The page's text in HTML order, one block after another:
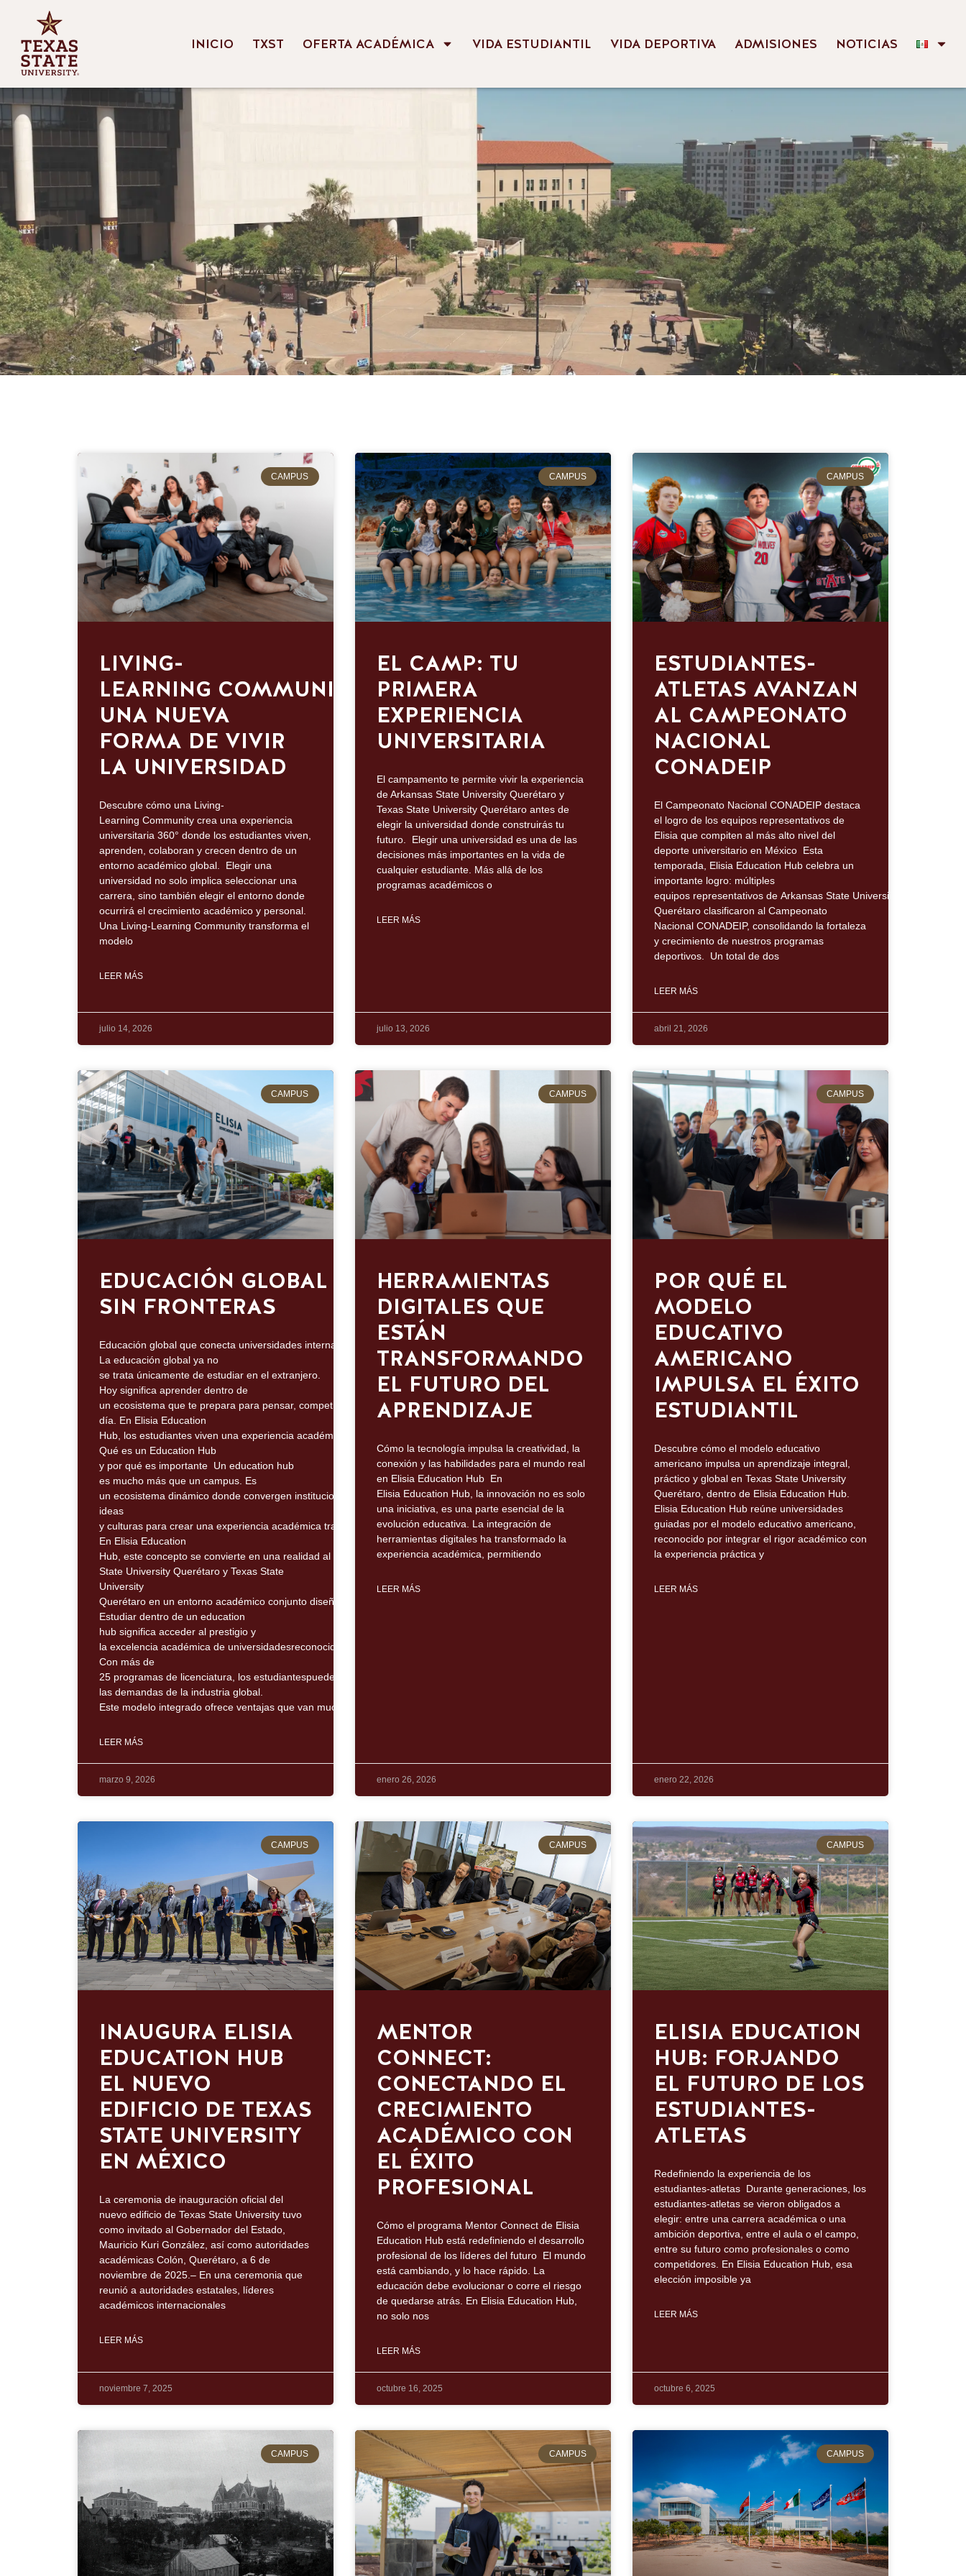
INICIO TXST OFERTA ACADÉMICA VIDA ESTUDIANTIL VIDA DEPORTIVA ADMISIONES NOTICIAS
CAMPUS
LIVING-
LEARNING COMMUNITY:
UNA NUEVA
FORMA DE VIVIR
LA UNIVERSIDAD
Descubre cómo una Living-
Learning Community crea una experiencia
universitaria 360° donde los estudiantes viven,
aprenden, colaboran y crecen dentro de un
entorno académico global. Elegir una
universidad no solo implica seleccionar una
carrera, sino también elegir el entorno donde
ocurrirá el crecimiento académico y personal.
Una Living-Learning Community transforma el
modelo
LEER MÁS
julio 14, 2026
CAMPUS
EL CAMP: TU
PRIMERA
EXPERIENCIA
UNIVERSITARIA
El campamento te permite vivir la experiencia
de Arkansas State University Querétaro y
Texas State University Querétaro antes de
elegir la universidad donde construirás tu
futuro. Elegir una universidad es una de las
decisiones más importantes en la vida de
cualquier estudiante. Más allá de los
programas académicos o
LEER MÁS
julio 13, 2026
CAMPUS
ESTUDIANTES-
ATLETAS AVANZAN
AL CAMPEONATO
NACIONAL
CONADEIP
El Campeonato Nacional CONADEIP destaca
el logro de los equipos representativos de
Elisia que compiten al más alto nivel del
deporte universitario en México Esta
temporada, Elisia Education Hub celebra un
importante logro: múltiples
equipos representativos de Arkansas State University Querétaro y
Querétaro clasificaron al Campeonato
Nacional CONADEIP, consolidando la fortaleza
y crecimiento de nuestros programas
deportivos. Un total de dos
LEER MÁS
abril 21, 2026
CAMPUS
EDUCACIÓN GLOBAL
SIN FRONTERAS
Educación global que conecta universidades internacionales, carreras orientadas al futuro e impacto en elmundo real.
La educación global ya no
se trata únicamente de estudiar en el extranjero.
Hoy significa aprender dentro de
un ecosistema que te prepara para pensar, competir y liderar a nivel internacional desde el primer
día. En Elisia Education
Hub, los estudiantes viven una experiencia académica con programas acreditados globalmente, colaboración multicultural, inmersión total en inglés y trayectorias internacionales que
Qué es un Education Hub
y por qué es importante Un education hub
es mucho más que un campus. Es
un ecosistema dinámico donde convergen instituciones, industrias,
ideas
y culturas para crear una experiencia académica transformadora.
En Elisia Education
Hub, este concepto se convierte en una realidad al integrar a Arkansas
State University Querétaro y Texas State
University
Querétaro en un entorno académico conjunto diseñado para generar impacto global.
Estudiar dentro de un education
hub significa acceder al prestigio y
la excelencia académica de universidadesreconocidas internacionalmente en un mismo lugar.
Con más de
25 programas de licenciatura, los estudiantespueden elegir entre diversas áreas como negocios, ingeniería, ciencias y comunicación, todos diseñados bajo estándares académicos
las demandas de la industria global.
Este modelo integrado ofrece ventajas que van mucho más allá de
LEER MÁS
marzo 9, 2026
CAMPUS
HERRAMIENTAS
DIGITALES QUE
ESTÁN
TRANSFORMANDO
EL FUTURO DEL
APRENDIZAJE
Cómo la tecnología impulsa la creatividad, la
conexión y las habilidades para el mundo real
en Elisia Education Hub En
Elisia Education Hub, la innovación no es solo
una iniciativa, es una parte esencial de la
evolución educativa. La integración de
herramientas digitales ha transformado la
experiencia académica, permitiendo
LEER MÁS
enero 26, 2026
CAMPUS
POR QUÉ EL
MODELO
EDUCATIVO
AMERICANO
IMPULSA EL ÉXITO
ESTUDIANTIL
Descubre cómo el modelo educativo
americano impulsa un aprendizaje integral,
práctico y global en Texas State University
Querétaro, dentro de Elisia Education Hub.
Elisia Education Hub reúne universidades
guiadas por el modelo educativo americano,
reconocido por integrar el rigor académico con
la experiencia práctica y
LEER MÁS
enero 22, 2026
CAMPUS
INAUGURA ELISIA
EDUCATION HUB
EL NUEVO
EDIFICIO DE TEXAS
STATE UNIVERSITY
EN MÉXICO
La ceremonia de inauguración oficial del
nuevo edificio de Texas State University tuvo
como invitado al Gobernador del Estado,
Mauricio Kuri González, así como autoridades
académicas Colón, Querétaro, a 6 de
noviembre de 2025.– En una ceremonia que
reunió a autoridades estatales, líderes
académicos internacionales
LEER MÁS
noviembre 7, 2025
CAMPUS
MENTOR
CONNECT:
CONECTANDO EL
CRECIMIENTO
ACADÉMICO CON
EL ÉXITO
PROFESIONAL
Cómo el programa Mentor Connect de Elisia
Education Hub está redefiniendo el desarrollo
profesional de los líderes del futuro El mundo
está cambiando, y lo hace rápido. La
educación debe evolucionar o corre el riesgo
de quedarse atrás. En Elisia Education Hub,
no solo nos
LEER MÁS
octubre 16, 2025
CAMPUS
ELISIA EDUCATION
HUB: FORJANDO
EL FUTURO DE LOS
ESTUDIANTES-
ATLETAS
Redefiniendo la experiencia de los
estudiantes-atletas Durante generaciones, los
estudiantes-atletas se vieron obligados a
elegir: entre una carrera académica o una
ambición deportiva, entre el aula o el campo,
entre su futuro como profesionales o como
competidores. En Elisia Education Hub, esa
elección imposible ya
LEER MÁS
octubre 6, 2025
CAMPUS CAMPUS CAMPUS